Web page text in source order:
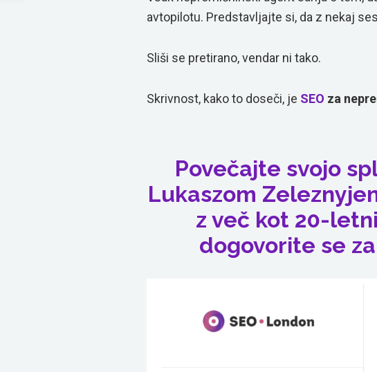
avtopilotu. Predstavljajte si, da z nekaj
Sliši se pretirano, vendar ni tako.
Skrivnost, kako to doseči, je SEO za
Povečajte svojo
Lukaszom
z več kot 20-
dogovorite se